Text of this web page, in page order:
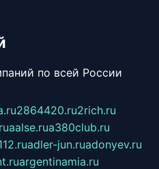
по всей России
2864420.ru2rich.ru
aalse.rua380club.ru
adler-jun.ruadonyev.ru
argentinamia.ru